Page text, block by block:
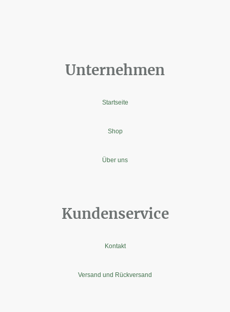
Unternehmen
Startseite
Shop
Über uns
Kundenservice
Kontakt
Versand und Rückversand